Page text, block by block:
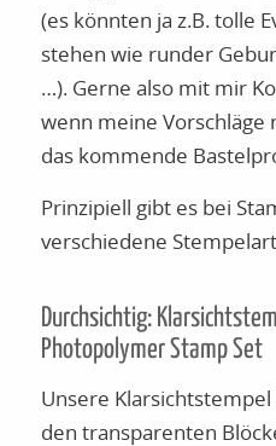
(es könnten ja z.B. tolle
stehen wie runder
…). Gerne also mit mir
wenn meine Vorschläge
das kommende
Prinzipiell gibt es bei
verschiedene
Durchsichtig:
Photopolymer Stamp Set
Unsere
den transparenten